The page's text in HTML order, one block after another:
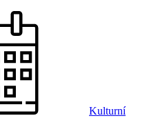
Kulturní